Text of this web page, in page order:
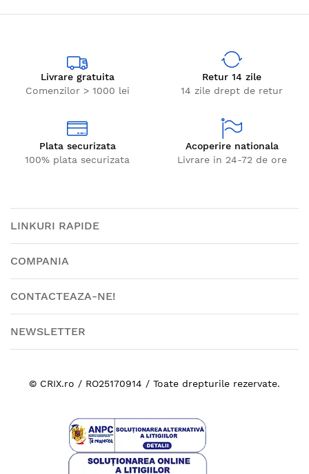
Livrare gratuita
Comenzilor > 1000 lei
Retur 14 zile
14 zile drept de retur
Plata securizata
100% plata securizata
Acoperire nationala
Livrare in 24-72 de ore
LINKURI RAPIDE
COMPANIA
CONTACTEAZA-NE!
NEWSLETTER
© CRIX.ro / RO25170914 / Toate drepturile rezervate.